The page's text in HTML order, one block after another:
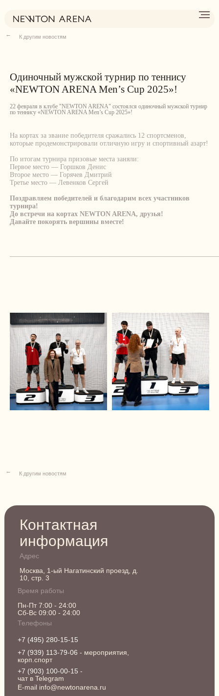
→ К другим новостям
Одиночный мужской турнир по теннису
«NEWTON ARENA Men’s Cup 2025»!
22 февраля в клубе "NEWTON ARENA" состоялся одиночный мужской турнир
по теннису «NEWTON ARENA Men’s Cup 2025»!
На кортах за звание победителя сражались 12 спортсменов,
которые продемонстрировали отличную игру и спортивный азарт!
По итогам турнира призовые места заняли:
Первое место — Горшков Денис
Второе место — Горячев Дмитрий
Третье место — Левенков Сергей
Поздравляем победителей и благодарим всех участников
турнира!
До встречи на кортах NEWTON ARENA, друзья!
Давайте покорять вершины вместе!
→ К другим новостям
+7 (495) 280-15-15
+7 (939) 113-79-06 - мероприятия,
корп.спорт
Время работы
Пн-Пт 7:00 - 24:00
Сб-Вс 09:00 - 24:00
+7 (903) 100-00-15 -
чат в Telegram
Адрес
Москва, 1-ый Нагатинский проезд, д.
10, стр. 3
Контактная
информация
E-mail info@newtonarena.ru
Телефоны